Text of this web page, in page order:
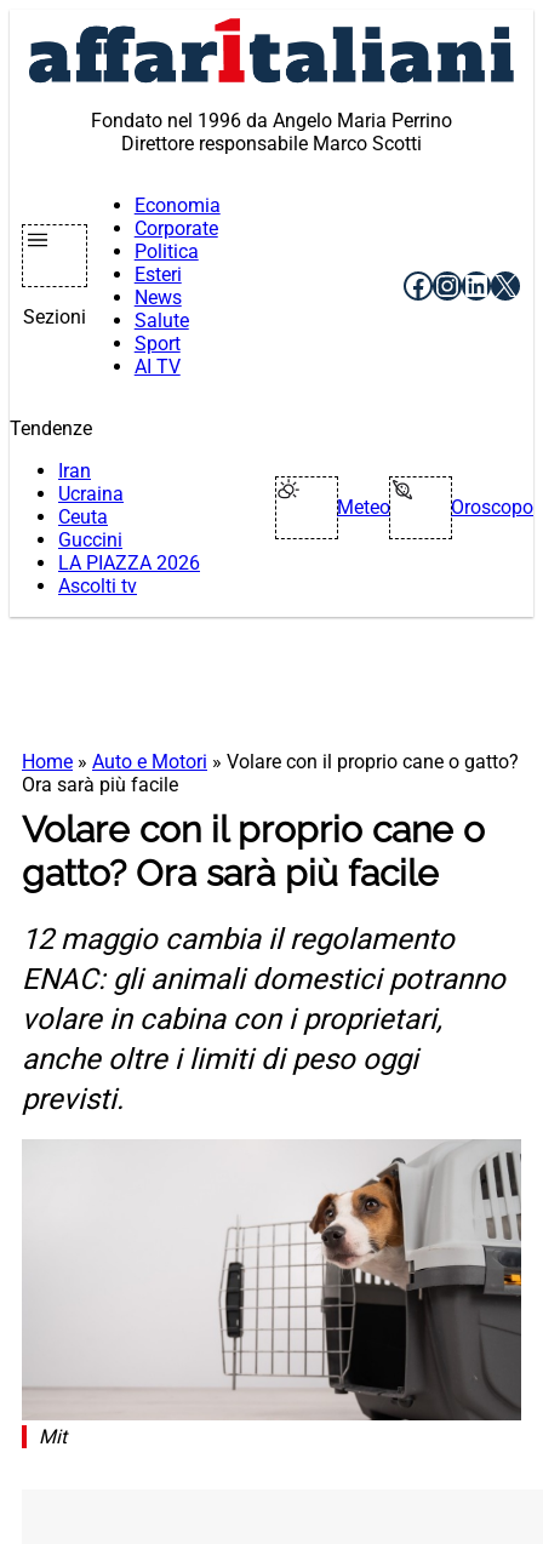
contenuto
Fondato nel 1996 da Angelo Maria Perrino
Direttore responsabile Marco Scotti
Sezioni
Economia
Corporate
Politica
Esteri
News
Salute
Sport
AI TV
Facebook
X
Tendenze
Iran
Ucraina
Ceuta
Guccini
LA PIAZZA 2026
Ascolti tv
Meteo Oroscopo
Home » Auto e Motori » Volare con il proprio cane o gatto?
Ora sarà più facile
Volare con il proprio cane o
gatto? Ora sarà più facile
12 maggio cambia il regolamento
ENAC: gli animali domestici potranno
volare in cabina con i proprietari,
anche oltre i limiti di peso oggi
previsti.
Mit